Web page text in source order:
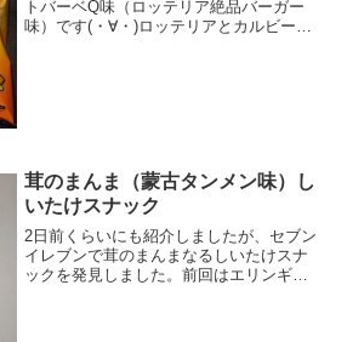
トバーベQ味（ロッテリア絶品バーガー
味）です(・∀・)ロッテリアとカルビーの
茸のまんま（蒙古タンメン味）し
いたけスナック
2日前くらいにも紹介しましたが、セブン
イレブンで茸のまんまなるしいたけスナ
ックを発見しました。前回はエリンギス